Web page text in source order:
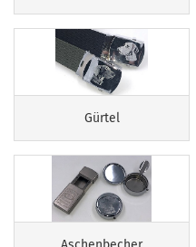
Gürtel